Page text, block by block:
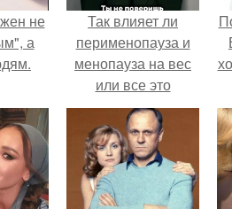
не
а
Так влияет ли
перименопауза и
менопауза на вес
или все это
ерунда?